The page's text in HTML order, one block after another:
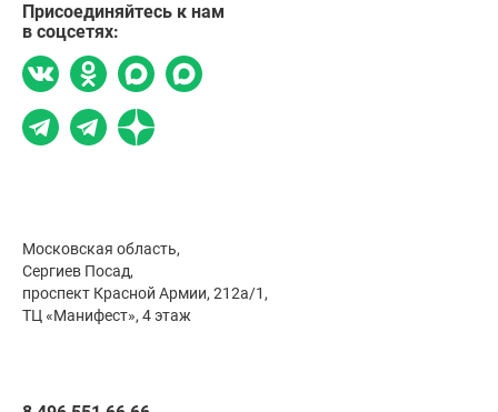
Присоединяйтесь к нам
в соцсетях:
Московская область,
Сергиев Посад,
проспект Красной Армии, 212а/1,
ТЦ «Манифест», 4 этаж